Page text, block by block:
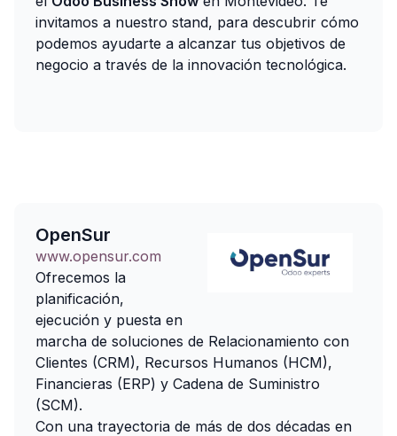
invitamos a nuestro stand, para descubrir cómo
podemos ayudarte a alcanzar tus objetivos de
negocio a través de la innovación tecnológica.
OpenSur
www.opensur.com
Ofrecemos la
planificación,
ejecución y puesta en
marcha de soluciones de Relacionamiento con
Clientes (CRM), Recursos Humanos (HCM),
Financieras (ERP) y Cadena de Suministro
(SCM).
Con una trayectoria de más de dos décadas en